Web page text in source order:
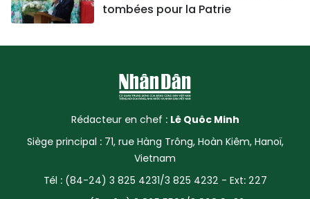
tombées pour la Patrie
Rédacteur en chef : Lê Quôc Minh
Siège principal : 71, rue Hàng Trông, Hoàn Kiêm, Hanoï,
Vietnam
Tél : (84-24) 3 825 4231/3 825 4232 - Ext: 227